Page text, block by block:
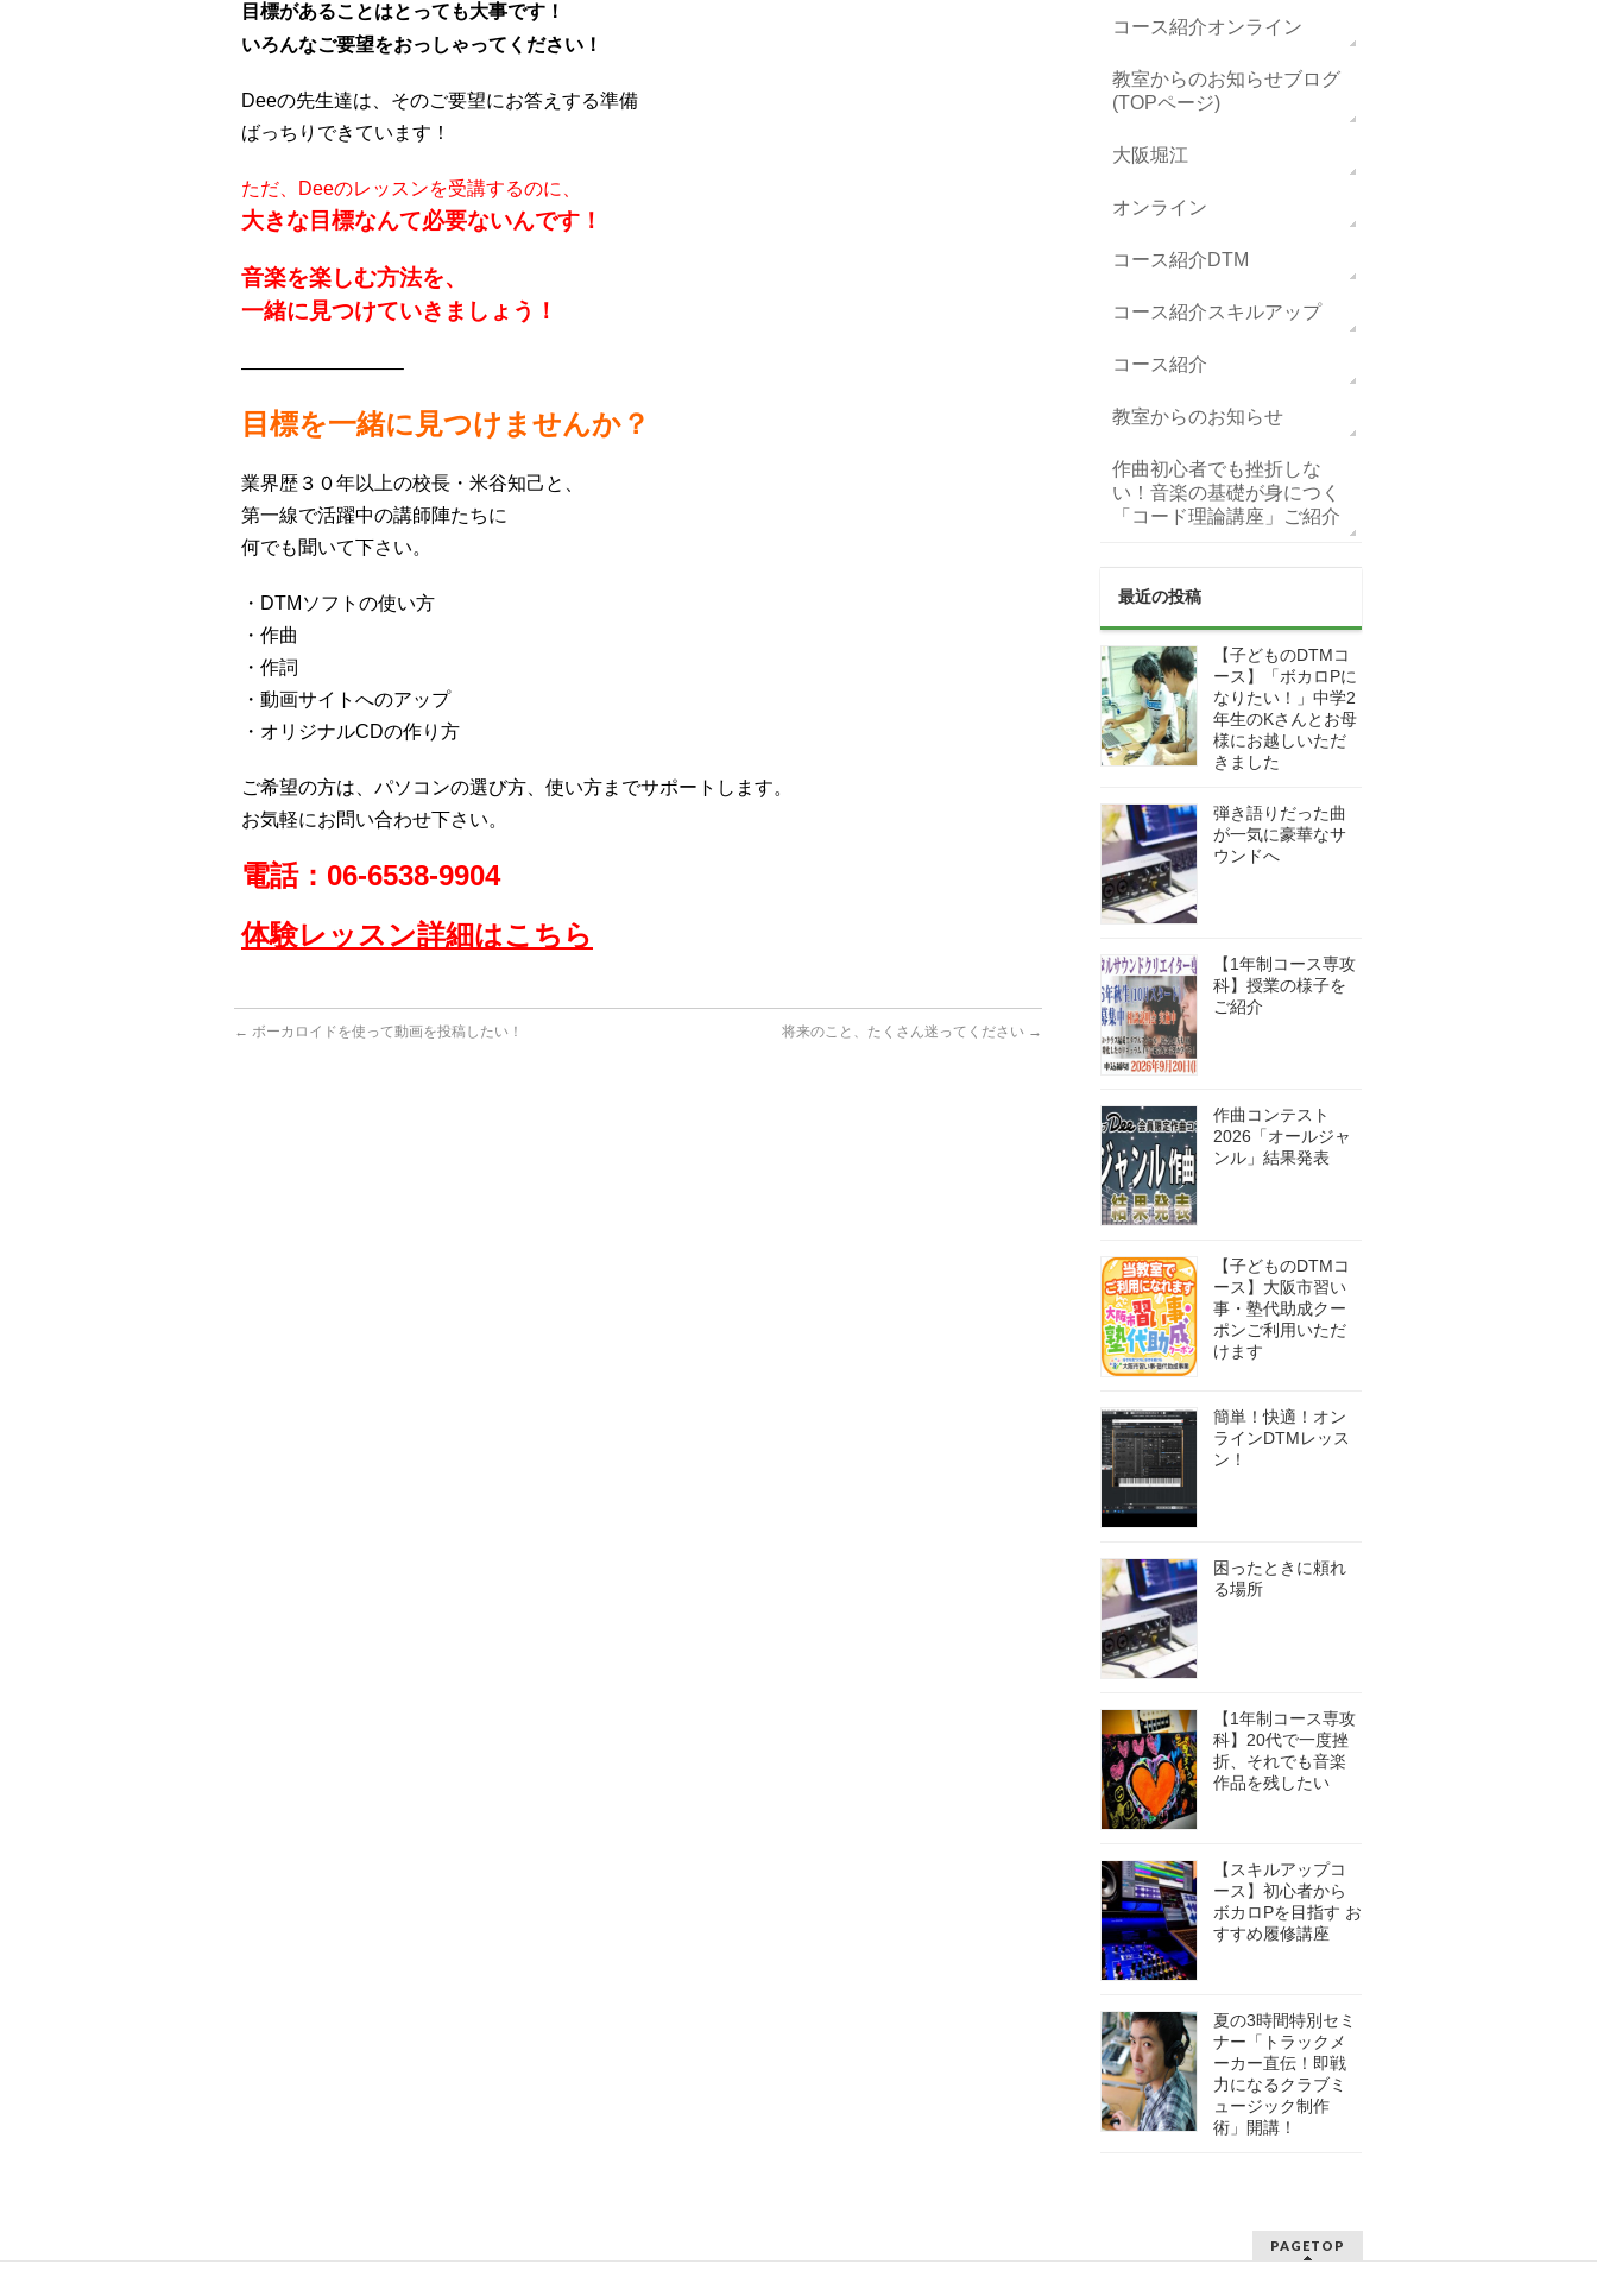
目標があることはとっても大事です！
いろんなご要望をおっしゃってください！
Deeの先生達は、そのご要望にお答えする準備
ばっちりできています！
ただ、Deeのレッスンを受講するのに、
大きな目標なんて必要ないんです！
音楽を楽しむ方法を、
一緒に見つけていきましょう！
————————–
目標を一緒に見つけませんか？
業界歴３０年以上の校長・米谷知己と、
第一線で活躍中の講師陣たちに
何でも聞いて下さい。
・DTMソフトの使い方
・作曲
・作詞
・動画サイトへのアップ
・オリジナルCDの作り方
ご希望の方は、パソコンの選び方、使い方までサポートします。
お気軽にお問い合わせ下さい。
電話：06-6538-9904
体験レッスン詳細はこちら
← ボーカロイドを使って動画を投稿したい！ 将来のこと、たくさん迷ってください →
コース紹介オンライン
教室からのお知らせブログ
(TOPページ)
大阪堀江
オンライン
コース紹介DTM
コース紹介スキルアップ
コース紹介
教室からのお知らせ
作曲初心者でも挫折しな
い！音楽の基礎が身につく
「コード理論講座」ご紹介
最近の投稿
【子どものDTMコ
ース】「ボカロPに
なりたい！」中学2
年生のKさんとお母
様にお越しいただ
きました
弾き語りだった曲
が一気に豪華なサ
ウンドへ
【1年制コース専攻
科】授業の様子を
ご紹介
作曲コンテスト
2026「オールジャ
ンル」結果発表
【子どものDTMコ
ース】大阪市習い
事・塾代助成クー
ポンご利用いただ
けます
簡単！快適！オン
ラインDTMレッス
ン！
困ったときに頼れ
る場所
【1年制コース専攻
科】20代で一度挫
折、それでも音楽
作品を残したい
【スキルアップコ
ース】初心者から
ボカロPを目指す お
すすめ履修講座
夏の3時間特別セミ
ナー「トラックメ
ーカー直伝！即戦
力になるクラブミ
ュージック制作
術」開講！
PAGETOP